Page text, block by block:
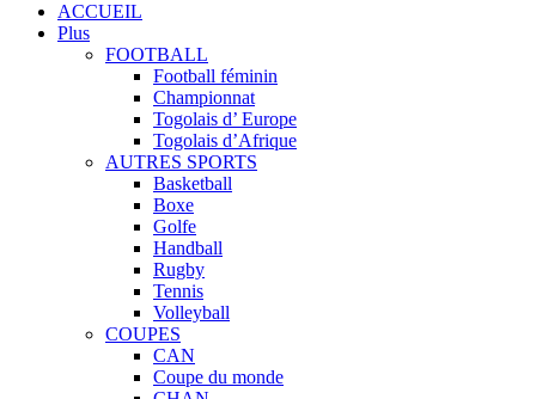
ACCUEIL
Plus
FOOTBALL
Football féminin
Championnat
Togolais d’ Europe
Togolais d’Afrique
AUTRES SPORTS
Basketball
Boxe
Golfe
Handball
Rugby
Tennis
Volleyball
COUPES
CAN
Coupe du monde